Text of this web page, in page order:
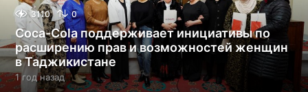
3110 0
Coca-Cola поддерживает инициативы по
расширению прав и возможностей женщин
в Таджикистане
1 год назад1